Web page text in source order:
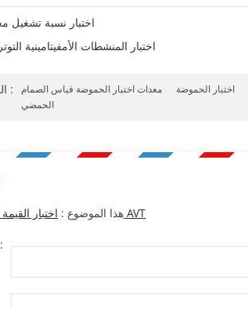
اختبار نسبة تشغيل
اختبار المنشطات الأمفيتامينية
العلامات ذات الصلة : اختبار الحموضة معدات اختبار الحموضة قياس الصمام
الحمضي
هذا الموضوع : اختبار القيمة الحمضية التلقائي AVT
البريد الإلكتروني :